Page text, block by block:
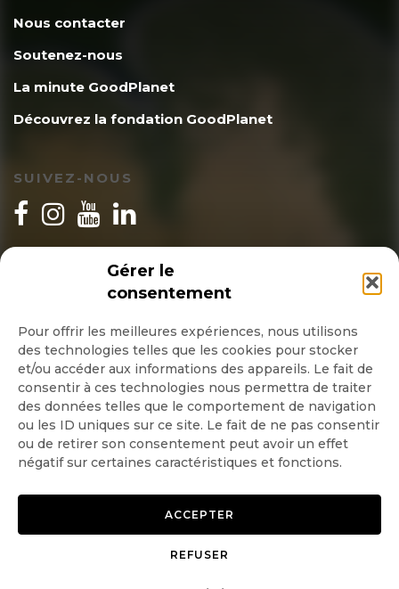
Gérer le
consentement
Pour offrir les meilleures expériences, nous utilisons
des technologies telles que les cookies pour stocker
et/ou accéder aux informations des appareils. Le fait de
consentir à ces technologies nous permettra de traiter
des données telles que le comportement de navigation
ou les ID uniques sur ce site. Le fait de ne pas consentir
ou de retirer son consentement peut avoir un effet
négatif sur certaines caractéristiques et fonctions.
ACCEPTER
REFUSER
Nous contacter
Soutenez-nous
La minute GoodPlanet
Découvrez la fondation GoodPlanet
SUIVEZ-NOUS
INSCRIPTION NEWSLETTER
Quotidienne
Hebdo
OK